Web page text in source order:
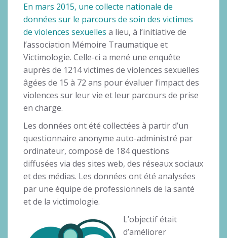
En mars 2015, une collecte nationale de
données sur le parcours de soin des victimes
de violences sexuelles a lieu, à l’initiative de
l’association Mémoire Traumatique et
Victimologie. Celle-ci a mené une enquête
auprès de 1214 victimes de violences sexuelles
âgées de 15 à 72 ans pour évaluer l’impact des
violences sur leur vie et leur parcours de prise
en charge.
Les données ont été collectées à partir d’un
questionnaire anonyme auto-administré par
ordinateur, composé de 184 questions
diffusées via des sites web, des réseaux sociaux
et des médias. Les données ont été analysées
par une équipe de professionnels de la santé
et de la victimologie.
L’objectif était
d’améliorer